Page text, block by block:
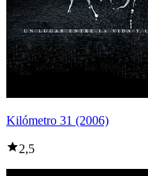
Kilómetro 31 (2006)
2,5